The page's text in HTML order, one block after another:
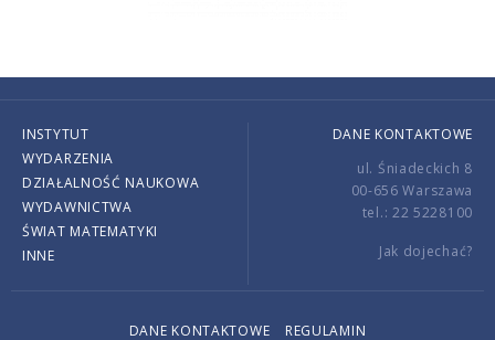
INSTYTUT
WYDARZENIA
DZIAŁALNOŚĆ NAUKOWA
WYDAWNICTWA
ŚWIAT MATEMATYKI
INNE
DANE KONTAKTOWE
ul. Śniadeckich 8
00-656 Warszawa
tel.: 22 5228100
Jak dojechać?
DANE KONTAKTOWE REGULAMIN